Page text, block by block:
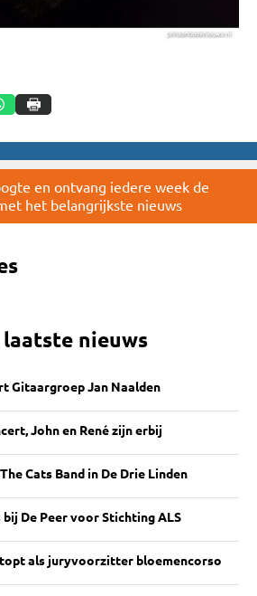
en ontvang iedere week de
het belangrijkste nieuws
nieuws
Gitaargroep Jan Naalden
John en René zijn erbij
Cats Band in De Drie Linden
De Peer voor Stichting ALS
als juryvoorzitter bloemencorso